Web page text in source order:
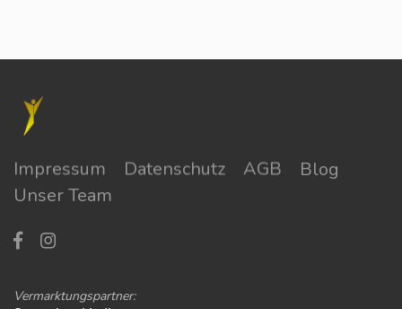
Impressum Datenschutz AGB
Blog
Unser Team
Vermarktungspartner: